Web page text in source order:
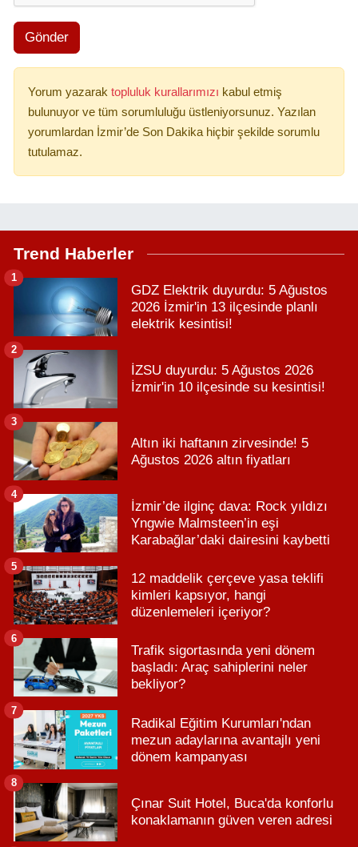
Gönder
Yorum yazarak topluluk kurallarımızı kabul etmiş
bulunuyor ve tüm sorumluluğu üstleniyorsunuz. Yazılan
yorumlardan İzmir’de Son Dakika hiçbir şekilde sorumlu
tutulamaz.
Trend Haberler
GDZ Elektrik duyurdu: 5 Ağustos
2026 İzmir'in 13 ilçesinde planlı
elektrik kesintisi!
1
İZSU duyurdu: 5 Ağustos 2026
İzmir'in 10 ilçesinde su kesintisi!
2
Altın iki haftanın zirvesinde! 5
Ağustos 2026 altın fiyatları
3
İzmir’de ilginç dava: Rock yıldızı
Yngwie Malmsteen’in eşi
Karabağlar’daki dairesini kaybetti
4
12 maddelik çerçeve yasa teklifi
kimleri kapsıyor, hangi
düzenlemeleri içeriyor?
5
Trafik sigortasında yeni dönem
başladı: Araç sahiplerini neler
bekliyor?
6
Radikal Eğitim Kurumları'ndan
mezun adaylarına avantajlı yeni
dönem kampanyası
7
Çınar Suit Hotel, Buca'da konforlu
konaklamanın güven veren adresi
8